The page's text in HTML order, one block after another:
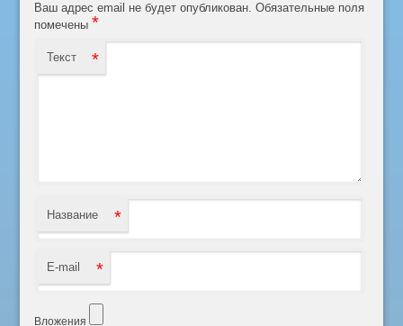
Ваш адрес email не будет опубликован. Обязательные поля
помечены *
Текст *
Название *
E-mail *
Вложения